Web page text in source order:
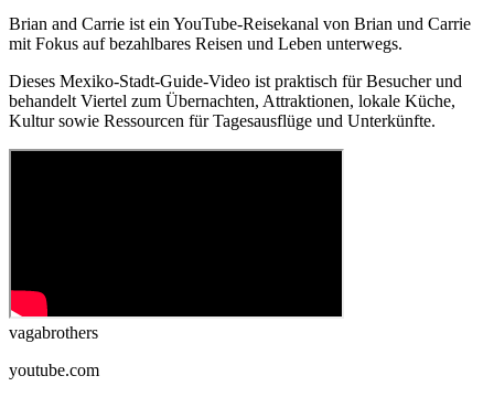
Brian and Carrie ist ein YouTube-Reisekanal von Brian und Carrie
mit Fokus auf bezahlbares Reisen und Leben unterwegs.
Dieses Mexiko-Stadt-Guide-Video ist praktisch für Besucher und
behandelt Viertel zum Übernachten, Attraktionen, lokale Küche,
Kultur sowie Ressourcen für Tagesausflüge und Unterkünfte.
vagabrothers
youtube.com